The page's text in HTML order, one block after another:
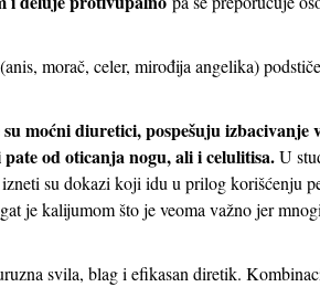
morač, celer, mirođija angelika)
su moćni diuretici, pospešuju izbacivanje
od oticanja nogu, ali i celulitisa.U
su dokazi koji idu u prilog korišćenju
je kalijumom što je veoma važno jer
svila, blag i efikasan diretik.